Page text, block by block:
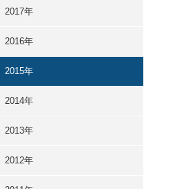
2017年
2016年
2015年
2014年
2013年
2012年